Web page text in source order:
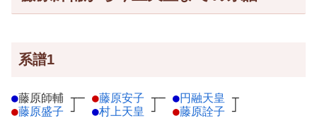
系譜1
●藤原師輔 ┬
●藤原盛子 ┘
─ ●藤原安子 ┬
●村上天皇 ┘
─ ●円融天皇 ┬
●藤原詮子 ┘